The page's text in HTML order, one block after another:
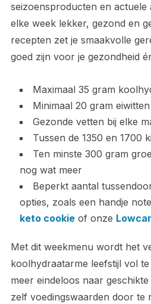
seizoensproducten en actuele
elke week lekker, gezond en
recepten zet je smaakvolle
goed zijn voor je gezondheid
Maximaal 35 gram
Minimaal 20 gram
Gezonde vetten bij elke
Tussen de 1350 en 1700
Ten minste 300 gram
nog wat meer
Beperkt aantal
opties, zoals een handje
keto cookieof onze
Met dit weekmenu wordt het
koolhydraatarme leefstijl vol
meer eindeloos naar
zelf voedingswaarden door te